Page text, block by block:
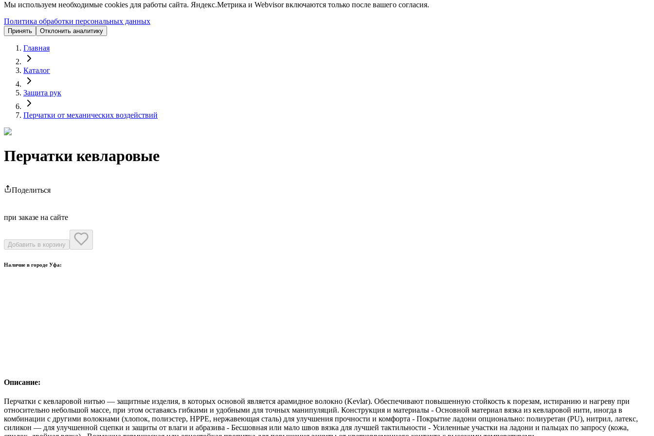
Мы используем необходимые cookies для работы сайта. Яндекс.Метрика и Webvisor включаются только после вашего согласия.
Политика обработки персональных данных
Принять Отклонить аналитику
Главная
Каталог
Защита рук
Перчатки от механических воздействий
Перчатки кевларовые
Поделиться
при заказе на сайте
Добавить в корзину
Наличие в городе Уфа:
Описание:
Перчатки с кевларовой нитью — защитные изделия, в которых основой является арамидное волокно (Kevlar). Обеспечивают повышенную стойкость к порезам, истиранию и нагреву при
относительно небольшой массе, при этом оставаясь гибкими и удобными для точных манипуляций. Конструкция и материалы - Основной материал вязка из кевларовой нити, иногда в
комбинации с другими волокнами (хлопок, полиэстер, HPPE, нержавеющая сталь) для улучшения прочности и комфорта - Покрытие ладони опционально: полиуретан (PU), нитрил, латекс,
силикон — для улучшенной сцепки и защиты от влаги и абразива - Бесшовная или мало швов вязка для лучшей тактильности - Усиленные участки на ладони и пальцах по запросу (кожа,